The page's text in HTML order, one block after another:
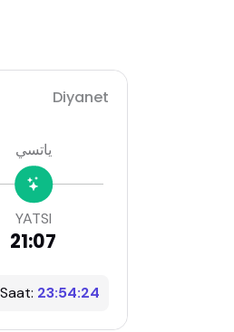
Diyanet
ياتسي
YATSI
21:07
Saat:23:54:25